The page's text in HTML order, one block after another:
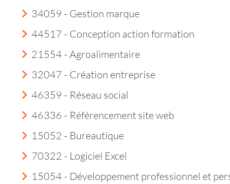
34059 - Gestion marque
44517 - Conception action formation
21554 - Agroalimentaire
32047 - Création entreprise
46359 - Réseau social
46336 - Référencement site web
15052 - Bureautique
70322 - Logiciel Excel
15054 - Développement professionnel et